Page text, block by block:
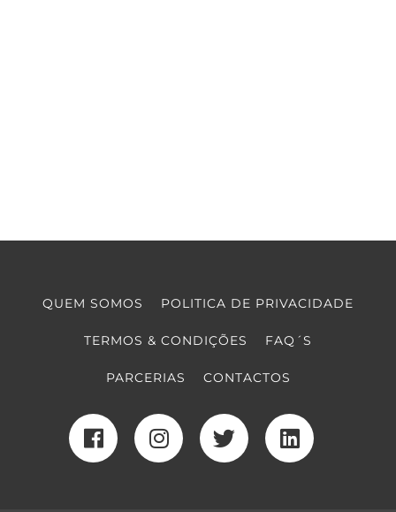
QUEM SOMOS POLITICA DE PRIVACIDADE
TERMOS & CONDIÇÕES FAQ´S
PARCERIAS CONTACTOS